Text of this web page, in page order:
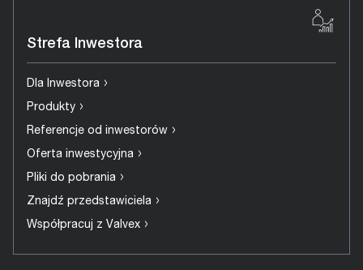
Strefa Inwestora
Dla Inwestora ›
Produkty ›
Referencje od inwestorów ›
Oferta inwestycyjna ›
Pliki do pobrania ›
Znajdź przedstawiciela ›
Współpracuj z Valvex ›